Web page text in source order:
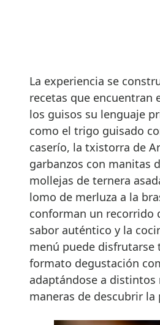
La experiencia se
recetas que encuentran
los guisos su lenguaje
como el trigo guisado
caserío, la txistorra de
garbanzos con manitas
mollejas de ternera
lomo de merluza a la
conforman un recorrido
sabor auténtico y la
menú puede disfrutarse
formato degustación
adaptándose a
maneras de descubrir la